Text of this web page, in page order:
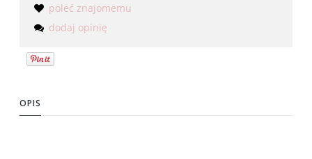
poleć znajomemu
dodaj opinię
OPIS